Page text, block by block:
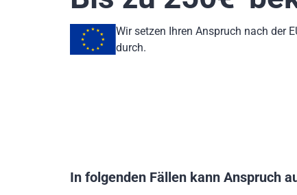
Wir setzen Ihren Anspruch nach der
durch.
In folgenden Fällen kann Anspruch